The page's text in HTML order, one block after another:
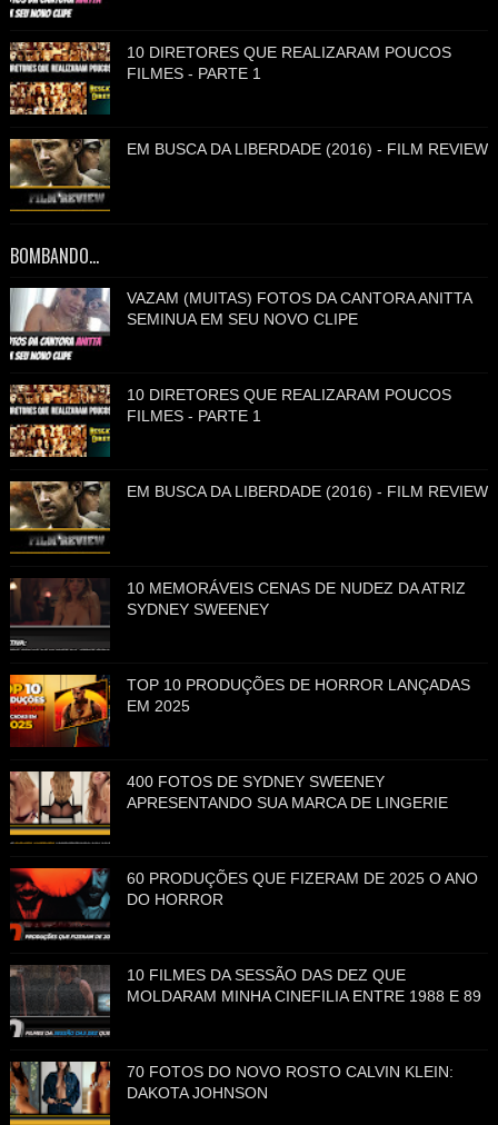
10 DIRETORES QUE REALIZARAM POUCOS
FILMES - PARTE 1
EM BUSCA DA LIBERDADE (2016) - FILM REVIEW
BOMBANDO...
VAZAM (MUITAS) FOTOS DA CANTORA ANITTA
SEMINUA EM SEU NOVO CLIPE
10 DIRETORES QUE REALIZARAM POUCOS
FILMES - PARTE 1
EM BUSCA DA LIBERDADE (2016) - FILM REVIEW
10 MEMORÁVEIS CENAS DE NUDEZ DA ATRIZ
SYDNEY SWEENEY
TOP 10 PRODUÇÕES DE HORROR LANÇADAS
EM 2025
400 FOTOS DE SYDNEY SWEENEY
APRESENTANDO SUA MARCA DE LINGERIE
60 PRODUÇÕES QUE FIZERAM DE 2025 O ANO
DO HORROR
10 FILMES DA SESSÃO DAS DEZ QUE
MOLDARAM MINHA CINEFILIA ENTRE 1988 E 89
70 FOTOS DO NOVO ROSTO CALVIN KLEIN:
DAKOTA JOHNSON